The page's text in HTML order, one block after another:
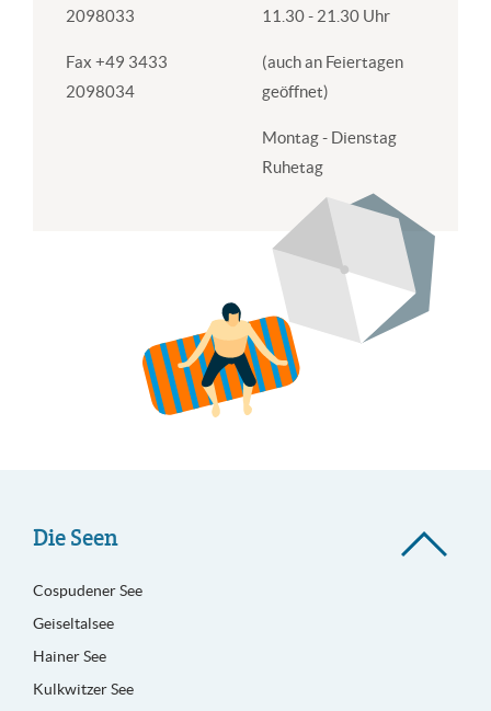
2098033
Fax +49 3433
2098034
11.30 - 21.30 Uhr
(auch an Feiertagen
geöffnet)
Montag - Dienstag
Ruhetag
Die Seen
Cospudener See
Geiseltalsee
Hainer See
Kulkwitzer See